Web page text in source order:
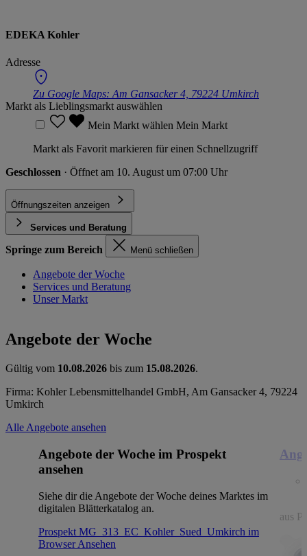
EDEKA Kohler
Adresse
Zu Google Maps: Am Gansacker 4, 79224 Umkirch
Markt als Lieblingsmarkt auswählen
Mein Markt wählen Mein Markt
Markt als Favorit markieren für einen Schnellzugriff
Geschlossen · Öffnet am 10. August um 07:00 Uhr
Öffnungszeiten anzeigen
Services und Beratung
Springe zum Bereich Menü schließen
Angebote der Woche
Services und Beratung
Unser Markt
Angebote der Woche
Gültig vom 10.08.2026 bis zum 15.08.2026.
Firma: Kohler Lebensmittelhandel GmbH, Am Gansacker 4, 79224
Umkirch
Alle Angebote ansehen
Angebote der Woche im Prospekt
ansehen
Siehe dir die Angebote der Woche deines Marktes im
digitalen Blätterkatalog an.
Prospekt MG_313_EC_Kohler_Sued_Umkirch im
BrowserAnsehen
aus